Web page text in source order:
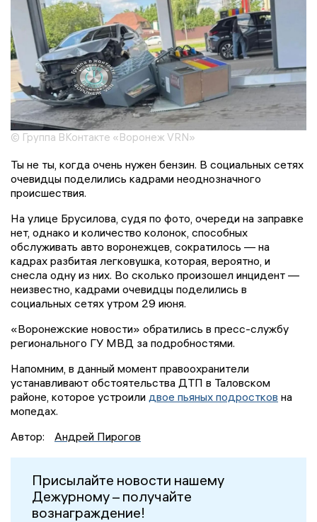
© Группа ВКонтакте «Воронеж VRN»
Ты не ты, когда очень нужен бензин. В социальных сетях
очевидцы поделились кадрами неоднозначного
происшествия.
На улице Брусилова, судя по фото, очереди на заправке
нет, однако и количество колонок, способных
обслуживать авто воронежцев, сократилось — на
кадрах разбитая легковушка, которая, вероятно, и
снесла одну из них. Во сколько произошел инцидент —
неизвестно, кадрами очевидцы поделились в
социальных сетях утром 29 июня.
«Воронежские новости» обратились в пресс-службу
регионального ГУ МВД за подробностями.
Напомним, в данный момент правоохранители
устанавливают обстоятельства ДТП в Таловском
районе, которое устроили двое пьяных подростков на
мопедах.
Автор:
Андрей Пирогов
Присылайте новости нашему
Дежурному – получайте
вознаграждение!